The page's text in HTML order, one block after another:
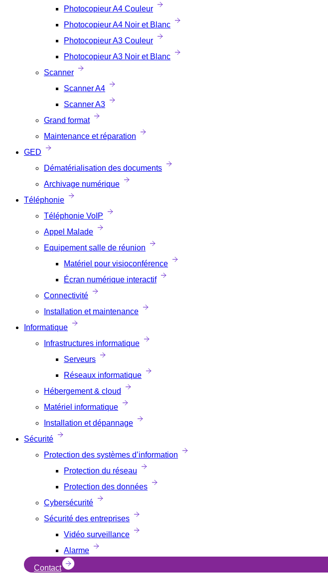
Photocopieur A4 Couleur
Photocopieur A4 Noir et Blanc
Photocopieur A3 Couleur
Photocopieur A3 Noir et Blanc
Scanner
Scanner A4
Scanner A3
Grand format
Maintenance et réparation
GED
Dématérialisation des documents
Archivage numérique
Téléphonie
Téléphonie VoIP
Appel Malade
Equipement salle de réunion
Matériel pour visioconférence
Écran numérique interactif
Connectivité
Installation et maintenance
Informatique
Infrastructures informatique
Serveurs
Réseaux informatique
Hébergement & cloud
Matériel informatique
Installation et dépannage
Sécurité
Protection des systèmes d’information
Protection du réseau
Protection des données
Cybersécurité
Sécurité des entreprises
Vidéo surveillance
Alarme
Contact